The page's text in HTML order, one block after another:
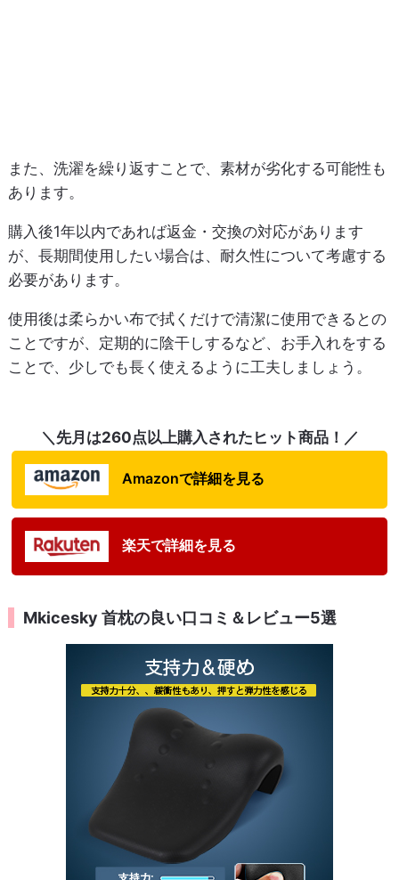
また、洗濯を繰り返すことで、素材が劣化する可能性も
あります。
購入後1年以内であれば返金・交換の対応があります
が、長期間使用したい場合は、耐久性について考慮する
必要があります。
使用後は柔らかい布で拭くだけで清潔に使用できるとの
ことですが、定期的に陰干しするなど、お手入れをする
ことで、少しでも長く使えるように工夫しましょう。
＼先月は260点以上購入されたヒット商品！／
Amazonで詳細を見る
楽天で詳細を見る
Mkicesky 首枕の良い口コミ＆レビュー5選